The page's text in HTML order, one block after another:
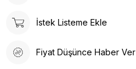
İstek Listeme Ekle
Fiyat Düşünce Haber Ver